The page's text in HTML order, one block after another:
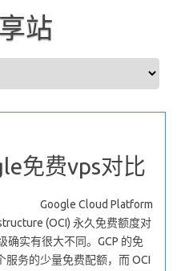
站
免费vps对比
Google Cloud Platform
(OCI) 永久免费额度对
确实有很大不同。GCP 的免
务的少量免费配额，而 OCI